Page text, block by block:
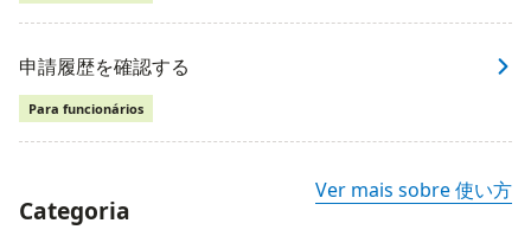
申請履歴を確認する
Para funcionários
Ver mais sobre 使い方
ナビゲーションメニュー
Categoria